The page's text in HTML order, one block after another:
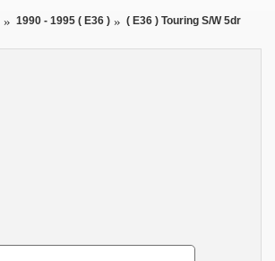
1990 - 1995 ( E36 )
( E36 ) Touring S/W 5dr